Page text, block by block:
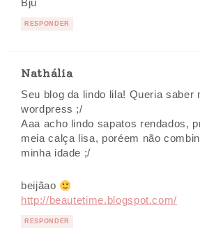
Bju
RESPONDER
Nathália
Seu blog da lindo lila! Queria saber
wordpress ;/
Aaa acho lindo sapatos rendados,
meia calça lisa, poréem não
minha idade ;/
beijãao
http://beautetime.blogspot.com/
RESPONDER